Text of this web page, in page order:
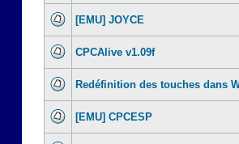
[EMU] JOYCE
CPCAlive v1.09f
Redéfinition des touches dans
[EMU] CPCESP